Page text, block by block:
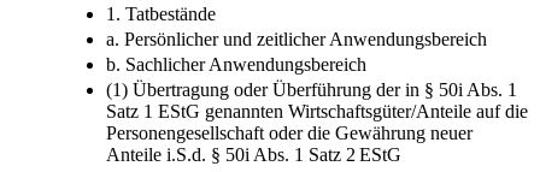
1. Tatbestände
a. Persönlicher und zeitlicher Anwendungsbereich
b. Sachlicher Anwendungsbereich
(1) Übertragung oder Überführung der in § 50i Abs. 1
Satz 1 EStG genannten Wirtschaftsgüter/Anteile auf die
Personengesellschaft oder die Gewährung neuer
Anteile i.S.d. § 50i Abs. 1 Satz 2 EStG